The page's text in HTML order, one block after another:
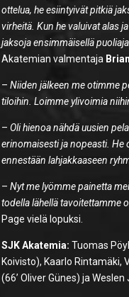
ottelua, he esiintyivät pitkiä
virheitä. Kun he valuivat alas
jaksoja ensimmäisellä
Akatemian valmentaja
–Niiden jälkeen me otimme
tiloihin. Loimme ylivoimia
–Oli hienoa nähdä uusien
erinomaisesti ja nopeasti. He
ennestään lahjakkaaseen
–Nyt me lyömme painetta
todella lähellä tavoitettamme
Page vielä lopuksi.
SJK Akatemia: Tuomas
Koivisto), Kaarlo Rintamäki,
(66’ Oliver Günes) ja Weslen